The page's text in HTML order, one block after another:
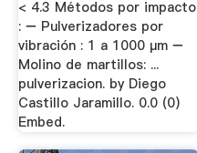
< 4.3 Métodos por impacto
: − Pulverizadores por
vibración : 1 a 1000 µm −
Molino de martillos: ...
pulverizacion. by Diego
Castillo Jaramillo. 0.0 (0)
Embed.